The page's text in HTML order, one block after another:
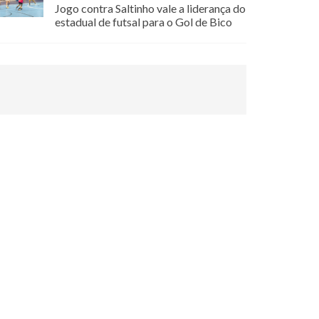
Jogo contra Saltinho vale a liderança do
estadual de futsal para o Gol de Bico